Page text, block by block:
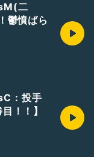
二
鬱憤ばら
：投手
！！】